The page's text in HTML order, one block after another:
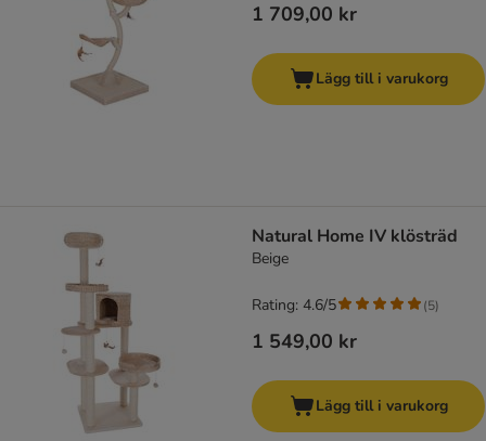
1 709,00 kr
Lägg till i varukorg
Natural Home IV klösträd
Beige
1 549,00 kr
Rating: 4.6/5 (5)
Lägg till i varukorg